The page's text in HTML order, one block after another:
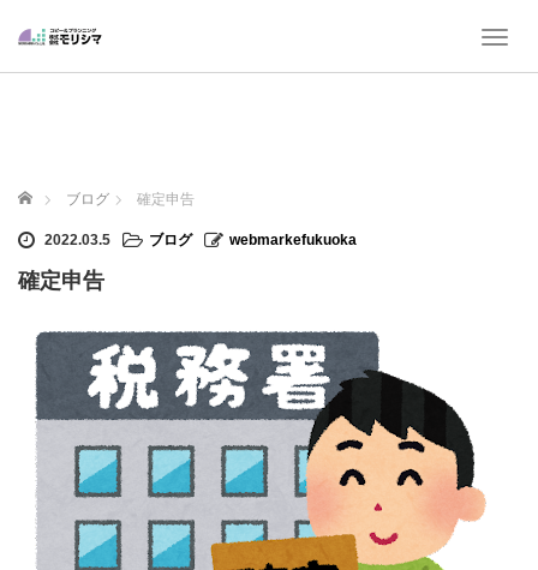
T
ホーム ブログ 確定申告
2022.03.5 ブログ webmarkefukuoka
確定申告